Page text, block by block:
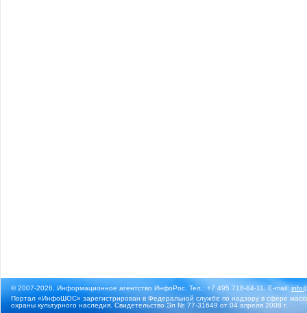
© 2007-2026, Информационное агентство ИнфоРос. Тел.: +7 495 718-84-11, E-mail:
Портал «ИнфоШОС» зарегистрирован в Федеральной службе по надзору в сфере
охраны культурного наследия. Свидетельство Эл № 77-31649 от 04 апреля 2008 г.